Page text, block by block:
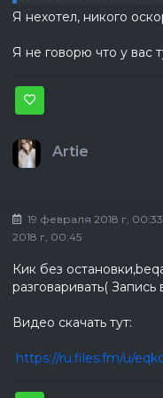
Я нехотел, никого
Я не говорю что у вас
Artie
19 февраля 2018 г, 00:33
2018 г, 00:45
Кик без
разговаривать( Запись
Видео скачать тут:
https://ru.files.fm/u/